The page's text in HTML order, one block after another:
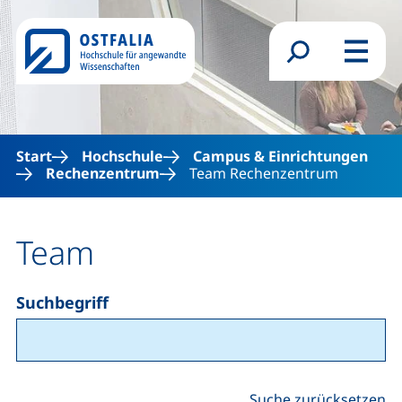
Direkt zum Inhalt
Suchformular
Menü
Start Hochschule
Campus & Einrichtungen
Rechenzentrum
Team Rechenzentrum
Team
Suchbegriff